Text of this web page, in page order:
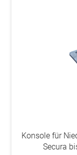
Konsole für
Secura